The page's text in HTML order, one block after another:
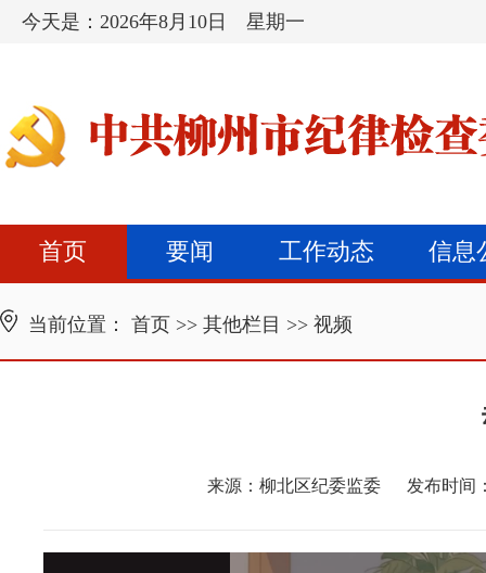
今天是： 2026年8月10日 星期一
首页 要闻 工作动态 信息
当前位置： 首页 >> 其他栏目 >> 视频
来源： 柳北区纪委监委 发布时间